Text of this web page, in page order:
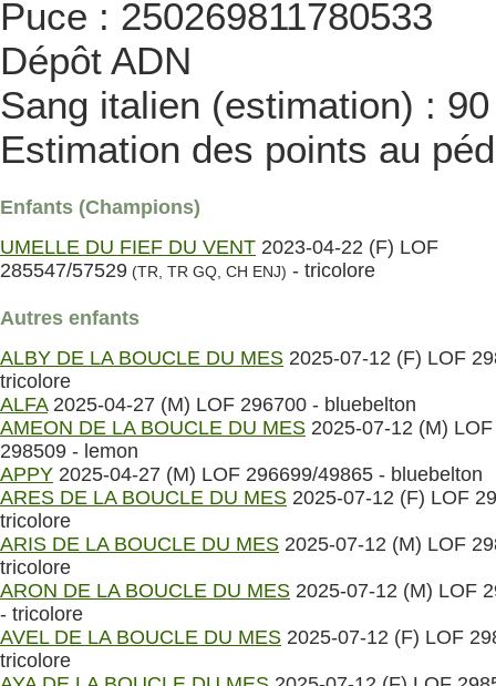
Puce : 250269811780533
Dépôt ADN
Sang italien (estimation) :
Estimation des points au
Enfants (Champions)
UMELLE DU FIEF DU VENT 2023-04-22 (F) LOF
285547/57529 (TR, TR GQ, CH ENJ) - tricolore
Autres enfants
ALBY DE LA BOUCLE DU MES 2025-07-12 (F) LOF
tricolore
ALFA2025-04-27 (M) LOF 296700 - bluebelton
AMEON DE LA BOUCLE DU MES 2025-07-12 (M) LOF
298509 - lemon
APPY 2025-04-27 (M) LOF 296699/49865 - bluebelton
ARES DE LA BOUCLE DU MES 2025-07-12 (F) LOF
tricolore
ARIS DE LA BOUCLE DU MES 2025-07-12 (M) LOF
tricolore
ARON DE LA BOUCLE DU MES 2025-07-12 (M) LOF
- tricolore
AVEL DE LA BOUCLE DU MES 2025-07-12 (F) LOF
tricolore